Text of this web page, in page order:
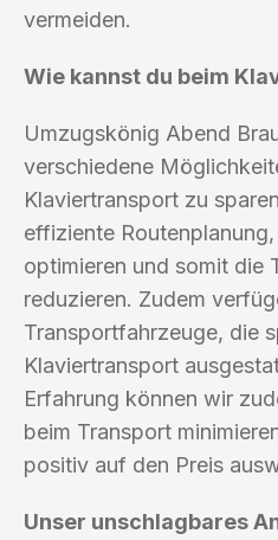
vermeiden.
Wie kannst du beim
Umzugskönig Abend
verschiedene
Klaviertransport zu
effiziente
optimieren und somit die
reduzieren. Zudem
Transportfahrzeuge, die
Klaviertransport
Erfahrung können wir
beim Transport
positiv auf den Preis
Unser unschlagbares